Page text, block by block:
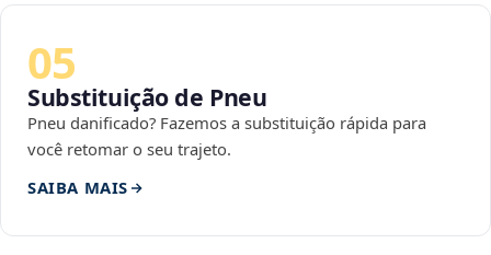
05
Substituição de Pneu
Pneu danificado? Fazemos a substituição rápida para
você retomar o seu trajeto.
SAIBA MAIS